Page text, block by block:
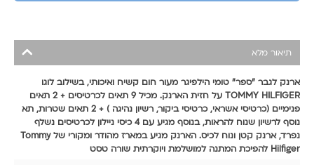
תיאור מלא
ארנק לגבר "ספר" טומי הילפיגר מעור חום קשיח ואיכותי, בשילוב לוגו
TOMMY HILFIGER על חזית הארנק. מכיל 9 תאים לכרטיסים + 2 תאים
פנימיים (כרטיסי אשראי, כרטיסי ביקור, רשיון נהיגה ) + 2 תאים שטרות, תא
נוסף לרשיון שנוח להראות, בנוסף מגיע עם 4 כיסי ניילון לכרטיסים נשלף
נפרד, ארנק קטן ונוח לכיס. הארנק מגיע במארז מהודר ומקורי של Tommy
Hilfiger להפיכת המתנה למושלמת ויוקרתית שורה טסט